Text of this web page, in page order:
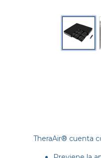
TheraAir® cuenta